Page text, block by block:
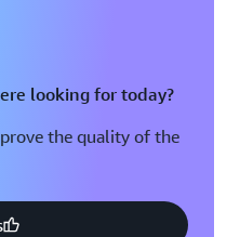
looking for today?
the quality of the